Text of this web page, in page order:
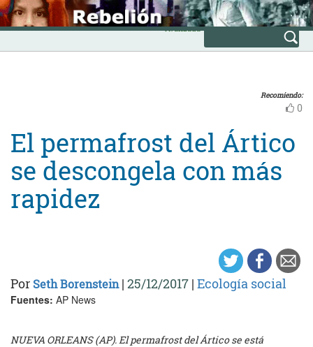
Skip
to
content
INICIO
Avanzada
Recomiendo:
0
El permafrost del Ártico
se descongela con más
rapidez
Por Seth Borenstein| 25/12/2017 | Ecología social
Fuentes: AP News
NUEVA ORLEANS (AP). El permafrost del Ártico se está